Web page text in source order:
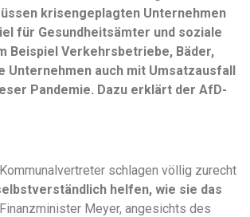
krisengeplagten Unternehmen
für Gesundheitsämter und soziale
Beispiel Verkehrsbetriebe, Bäder,
auch mit Umsatzausfall
Pandemie. Dazu erklärt der AfD-
schlagen völlig zurecht
helfen, wie sie das
Finanzminister Meyer, angesichts des